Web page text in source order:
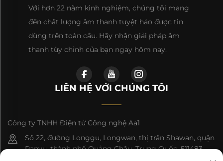
Với hơn 22 năm kinh nghiệm, chúng tôi mang
đến chất lượng âm thanh tuyệt hảo được tin
dùng trên toàn cầu. Hãy nhận giải pháp âm
thanh tùy chỉnh của bạn ngay hôm nay.
LIÊN HỆ VỚI CHÚNG TÔI
Công ty TNHH Điện tử Công nghệ Aa1
Số 22, đường Longgu, Longwan, thị trấn Shawan, quận
Panyu, thành phố Quảng Châu, Trung Quốc, 511483